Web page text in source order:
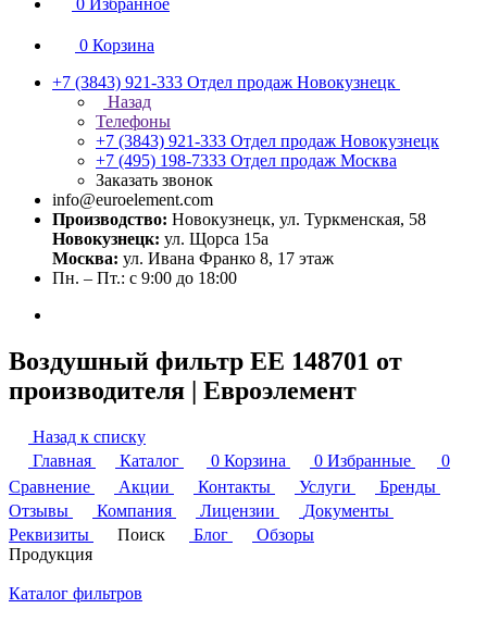
0 Избранное
0 Корзина
+7 (3843) 921-333 Отдел продаж Новокузнецк
Назад
Телефоны
+7 (3843) 921-333 Отдел продаж Новокузнецк
+7 (495) 198-7333 Отдел продаж Москва
Заказать звонок
info@euroelement.com
Производство: Новокузнецк, ул. Туркменская, 58
Новокузнецк: ул. Щорса 15а
Москва: ул. Ивана Франко 8, 17 этаж
Пн. – Пт.: с 9:00 до 18:00
Воздушный фильтр ЕЕ 148701 от
производителя | Евроэлемент
Назад к списку
Главная
Каталог 0 Корзина 0 Избранные
0
Сравнение
Акции Контакты Услуги
Бренды
Отзывы
Компания Лицензии
Документы
Реквизиты
Поиск Блог
Обзоры
Продукция
Каталог фильтров